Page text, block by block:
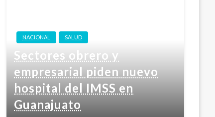
NACIONAL SALUD
Sectores obrero y
empresarial piden nuevo
hospital del IMSS en
Guanajuato